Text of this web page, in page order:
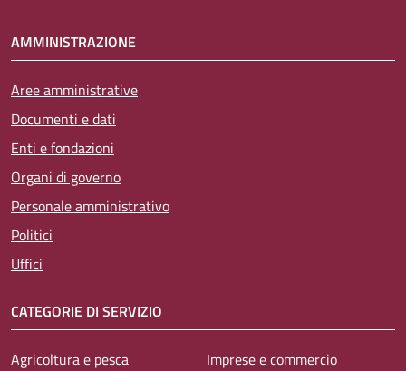
AMMINISTRAZIONE
Aree amministrative
Documenti e dati
Enti e fondazioni
Organi di governo
Personale amministrativo
Politici
Uffici
CATEGORIE DI SERVIZIO
Agricoltura e pesca
Imprese e commercio